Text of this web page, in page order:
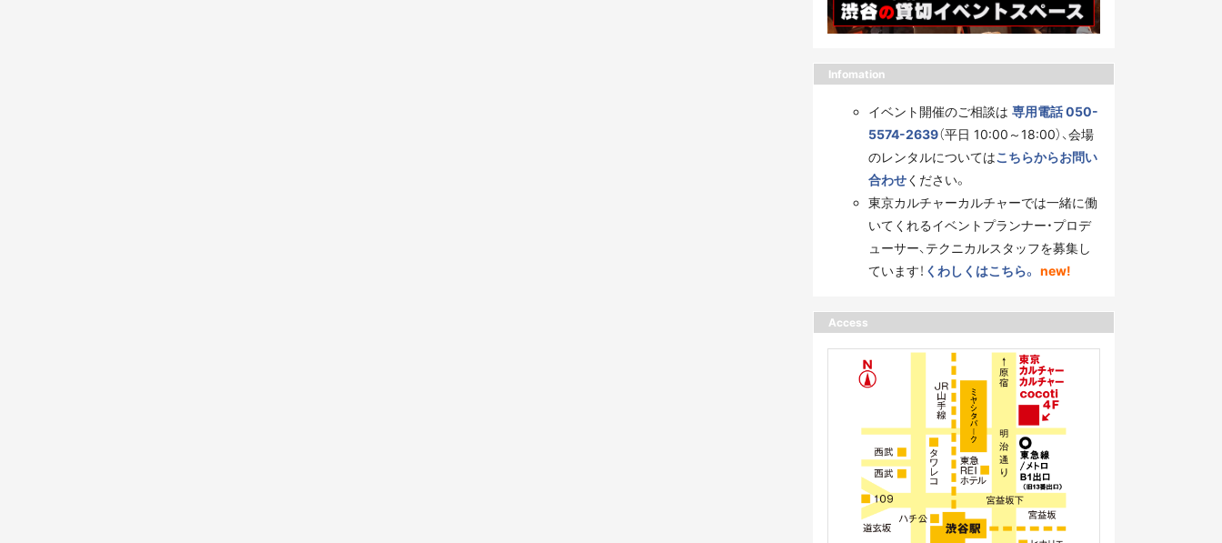
Infomation
イベント開催のご相談は 専用電話 050-
5574-2639（平日 10:00～18:00）、会場
のレンタルについてはこちらからお問い
合わせください。
東京カルチャーカルチャーでは一緒に働
いてくれるイベントプランナー・プロデ
ューサー、テクニカルスタッフを募集し
ています！ くわしくはこちら。 new!
Access